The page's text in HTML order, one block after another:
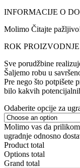
INFORMACIJE O
Molimo Čitajte
ROK
Sve porudžbine
Šaljemo robu u
Pre nego što potpišete
bilo kakvih
Odaberite opcije za
Molimo vas da
ugradnje odnosno
Product total
Options total
Grand total